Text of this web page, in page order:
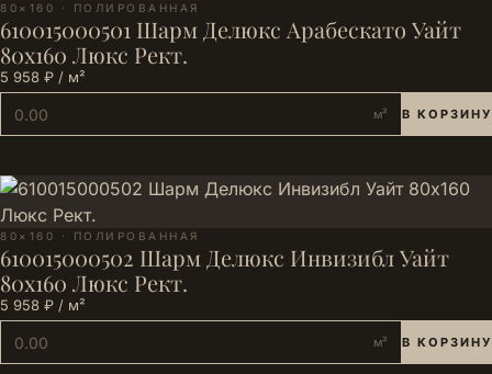
80×160 · ПОЛИРОВАННАЯ
610015000501 Шарм Делюкс Арабескато Уайт
80х160 Люкс Рект.
5 958 ₽ / м²
м² В КОРЗИНУ
80×160 · ПОЛИРОВАННАЯ
610015000502 Шарм Делюкс Инвизибл Уайт
80х160 Люкс Рект.
5 958 ₽ / м²
м² В КОРЗИНУ